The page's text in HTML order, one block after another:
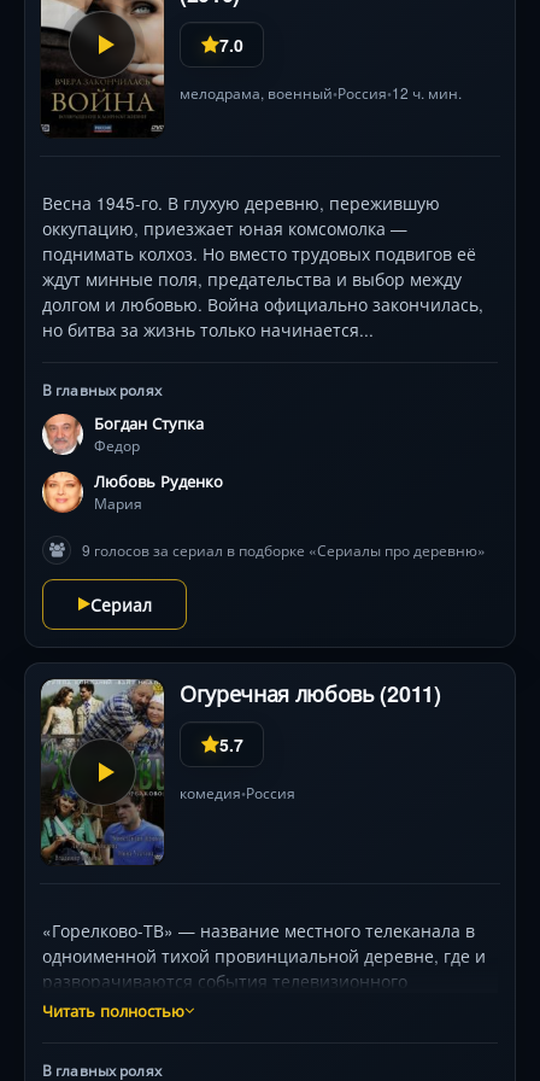
открывает им силу большой дружной семьи и каждого
ее члена в отдельности.
7.0
мелодрама, военный•Россия• 12 ч. мин.
Весна 1945-го. В глухую деревню, пережившую
оккупацию, приезжает юная комсомолка —
поднимать колхоз. Но вместо трудовых подвигов её
ждут минные поля, предательства и выбор между
долгом и любовью. Война официально закончилась,
но битва за жизнь только начинается...
В главных ролях
Богдан Ступка
Федор
Любовь Руденко
Мария
9 голосов за сериал в подборке «Сериалы про деревню»
Сериал
Огуречная любовь (2011)
5.7
комедия•Россия
«Горелково-ТВ» — название местного телеканала в
одноименной тихой провинциальной деревне, где и
разворачиваются события телевизионного
художественного фильма. Главная героиня, Зина
Читать полностью
В главных ролях